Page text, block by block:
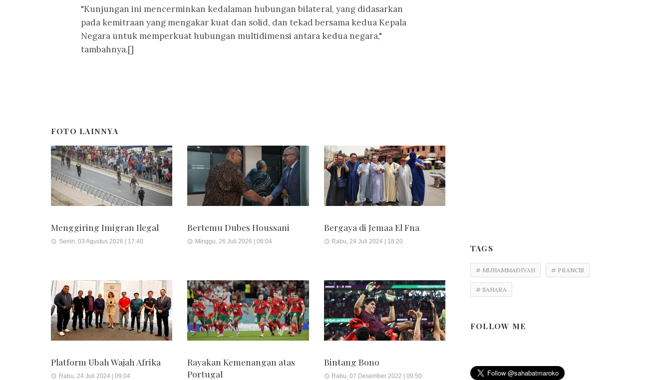
"Kunjungan ini mencerminkan kedalaman hubungan bilateral, yang didasarkan
pada kemitraan yang mengakar kuat dan solid, dan tekad bersama kedua Kepala
Negara untuk memperkuat hubungan multidimensi antara kedua negara,"
tambahnya.[]
FOTO LAINNYA
Menggiring Imigran Ilegal
Senin, 03 Agustus 2026 | 17:40
Bertemu Dubes Houssani
Minggu, 26 Juli 2026 | 06:04
Bergaya di Jemaa El Fna
Rabu, 24 Juli 2024 | 18:20
Platform Ubah Wajah Afrika
Rabu, 24 Juli 2024 | 09:04
Rayakan Kemenangan atas
Portugal
Bintang Bono
Rabu, 07 Desember 2022 | 09:50
TAGS
# MUHAMMADIYAH # PRANCIS
# SAHARA
FOLLOW ME